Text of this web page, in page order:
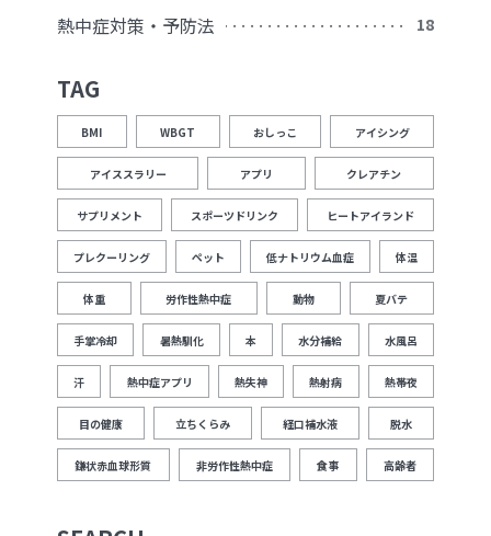
熱中症対策・予防法 18
TAG
BMI WBGT おしっこ アイシング
アイススラリー アプリ クレアチン
サプリメント スポーツドリンク ヒートアイランド
プレクーリング ペット 低ナトリウム血症 体温
体重 労作性熱中症 動物 夏バテ
手掌冷却 暑熱馴化 本 水分補給 水風呂
汗 熱中症アプリ 熱失神 熱射病 熱帯夜
目の健康 立ちくらみ 経口補水液 脱水
鎌状赤血球形質 非労作性熱中症 食事 高齢者